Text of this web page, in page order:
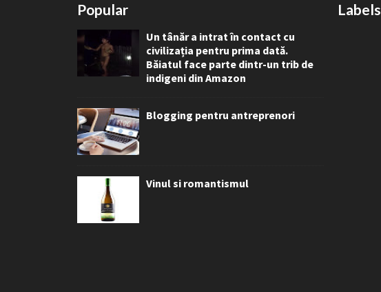
Popular
Un tânăr a intrat în contact cu
civilizația pentru prima dată.
Băiatul face parte dintr-un trib de
indigeni din Amazon
Blogging pentru antreprenori
Vinul si romantismul
Labels